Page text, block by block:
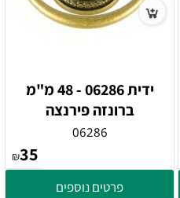
ידית 06286 - 48 מ"מ
ברונזה פירנצה
06286
₪35
פרטים נוספים